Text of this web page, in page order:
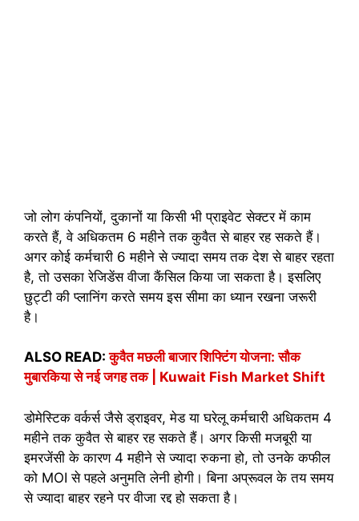
जो लोग कंपनियों, दुकानों या किसी भी प्राइवेट सेक्टर में काम
करते हैं, वे अधिकतम 6 महीने तक कुवैत से बाहर रह सकते हैं।
अगर कोई कर्मचारी 6 महीने से ज्यादा समय तक देश से बाहर रहता
है, तो उसका रेजिडेंस वीजा कैंसिल किया जा सकता है। इसलिए
छुट्टी की प्लानिंग करते समय इस सीमा का ध्यान रखना जरूरी
है।
ALSO READ:कुवैत मछली बाजार शिफ्टिंग योजना: सौक
मुबारकिया से नई जगह तक | Kuwait Fish Market Shift
डोमेस्टिक वर्कर्स जैसे ड्राइवर, मेड या घरेलू कर्मचारी अधिकतम 4
महीने तक कुवैत से बाहर रह सकते हैं। अगर किसी मजबूरी या
इमरजेंसी के कारण 4 महीने से ज्यादा रुकना हो, तो उनके कफील
को MOI से पहले अनुमति लेनी होगी। बिना अप्रूवल के तय समय
से ज्यादा बाहर रहने पर वीजा रद्द हो सकता है।